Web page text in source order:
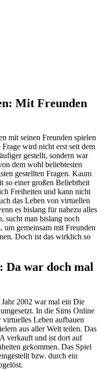
Mit Freunden
mit seinen Freunden spielen
Frage wird nicht erst seit dem
gestellt, sondern war
dem wohl beliebtesten
gestellten Fragen. Kaum
so einer großen Beliebtheit
Freiheiten und kann nicht
das Leben von virtuellen
es bislang für nahezu alles
sucht man bislang noch
gemeinsam mit Freunden
Doch ist das wirklich so
Da war doch mal
2002 war mal ein Die
In die Sims Online
Leben aufbauen
aus aller Welt teilen. Das
verkauft und ist dort auf
gekommen. Das Spiel
bzw. durch ein